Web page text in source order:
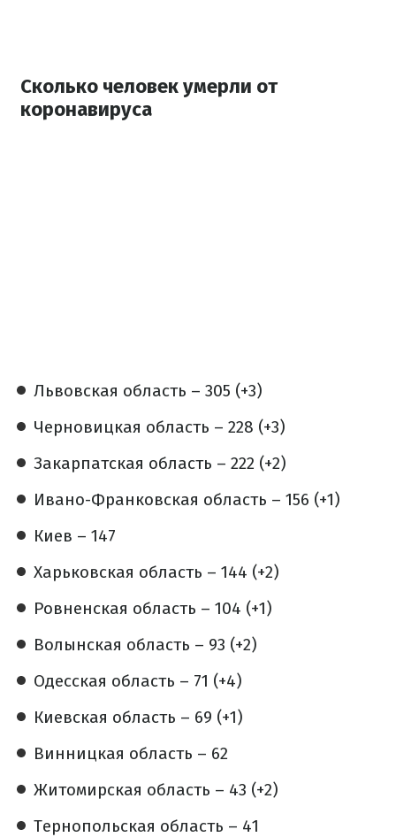
Сколько человек умерли от
коронавируса
Львовская область – 305 (+3)
Черновицкая область – 228 (+3)
Закарпатская область – 222 (+2)
Ивано-Франковская область – 156 (+1)
Киев – 147
Харьковская область – 144 (+2)
Ровненская область – 104 (+1)
Волынская область – 93 (+2)
Одесская область – 71 (+4)
Киевская область – 69 (+1)
Винницкая область – 62
Житомирская область – 43 (+2)
Тернопольская область – 41